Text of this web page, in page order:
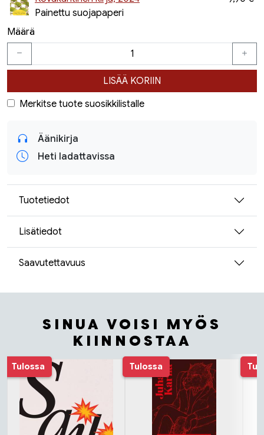
Painettu suojapaperi
Määrä
LISÄÄ KORIIN
Merkitse tuote suosikkilistalle
Äänikirja
Heti ladattavissa
Tuotetiedot
Lisätiedot
Saavutettavuus
SINUA VOISI MYÖS
KIINNOSTAA
Tuoteluettelon alku
Tulossa Tulossa